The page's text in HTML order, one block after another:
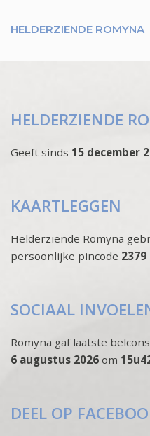
HELDERZIENDE ROMYNA
HELDERZIENDE
Geeft sinds 15 december
KAARTLEGGEN
Helderziende Romyna
persoonlijke pincode 2379
SOCIAAL
Romyna gaf laatste
6 augustus 2026 om
DEEL OP